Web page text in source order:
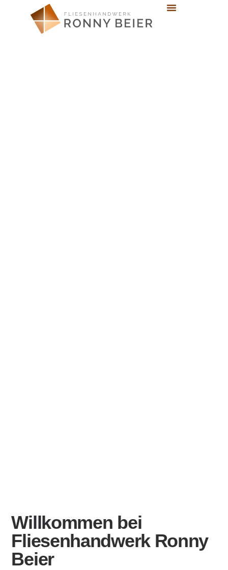
Willkommen bei
Fliesenhandwerk Ronny
Beier